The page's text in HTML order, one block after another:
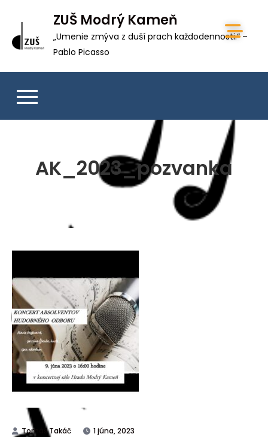
ZUŠ Modrý Kameň
„Umenie zmýva z duší prach každodennosti.“ –
Pablo Picasso
AK_2023_pozvanka
1 júna, 2023